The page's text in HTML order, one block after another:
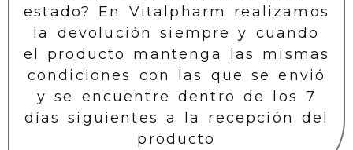
estado? En Vitalpharm realizamos
la devolución siempre y cuando
el producto mantenga las mismas
condiciones con las que se envió
y se encuentre dentro de los 7
días siguientes a la recepción del
producto